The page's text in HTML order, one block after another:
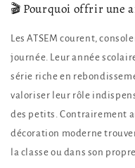
🎬 Pourquoi offrir une
Les ATSEM courent,
journée. Leur année
série riche en
valoriser leur rôle
des petits. Contrairement
décoration moderne
la classe ou dans son